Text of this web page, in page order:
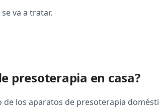
va a tratar.
presoterapia en casa?
de los aparatos de presoterapia